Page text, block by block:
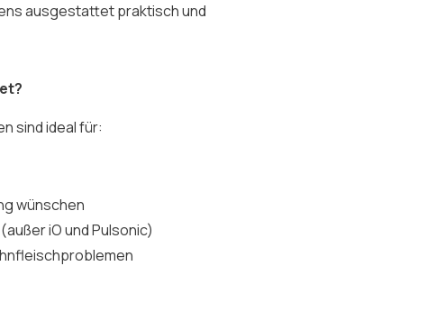
ausgestattet praktisch und
sind ideal für:
wünschen
iO und Pulsonic)